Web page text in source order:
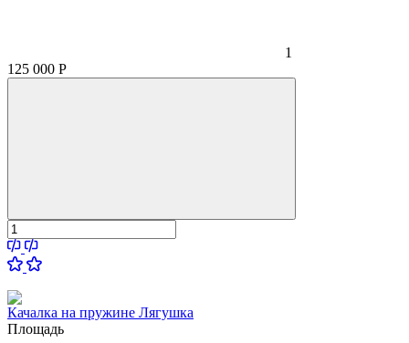
1
125 000 Р
Качалка на пружине Лягушка
Площадь